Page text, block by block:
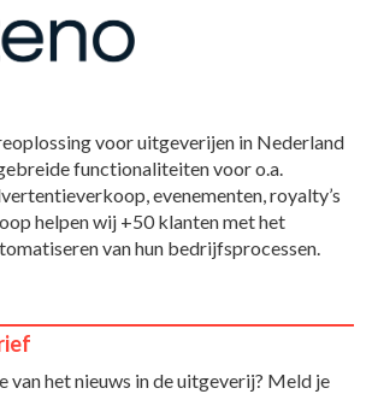
voor uitgeverijen in Nederland
functionaliteiten voor o.a.
evenementen, royalty’s
helpen wij +50 klanten met het
van hun bedrijfsprocessen.
van het nieuws in de uitgeverij? Meld je